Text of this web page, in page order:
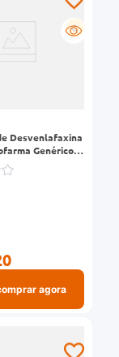
G
Desvenlafaxina
Genérico
agora